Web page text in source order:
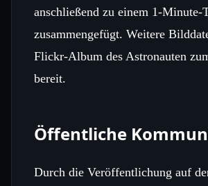
anschließend zu einem
zusammengefügt. Weitere
Flickr‑Album des Astronauten
bereit.
Öffentliche
Durch die Veröffentlichung auf